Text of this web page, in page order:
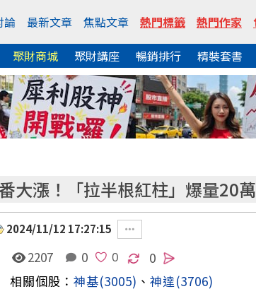
論 最新文章 焦點文章 熱門標籤 熱門作家
聚財商城 聚財講座 暢銷排行 精裝套書
大漲！「拉半根紅柱」爆量20
2024/11/12 17:27:15
2207 0 0
相關個股： 神基(3005) 、 神達(3706)